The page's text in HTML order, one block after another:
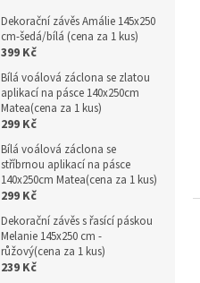
Dekorační závěs Amálie 145x250
cm-šedá/bílá (cena za 1 kus)
399 Kč
Bílá voálová záclona se zlatou
aplikací na pásce 140x250cm
Matea(cena za 1 kus)
299 Kč
Bílá voálová záclona se
stříbrnou aplikací na pásce
140x250cm Matea(cena za 1 kus)
299 Kč
Dekorační závěs s řasící páskou
Melanie 145x250 cm -
růžový(cena za 1 kus)
239 Kč